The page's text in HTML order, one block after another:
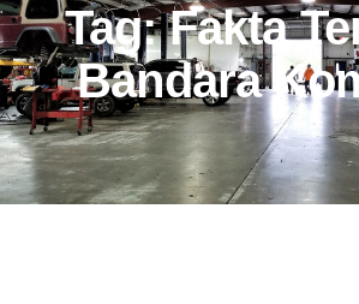
Tag: Fakta
Bandara